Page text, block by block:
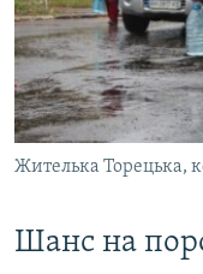
Жителька Торецька,
Шанс на